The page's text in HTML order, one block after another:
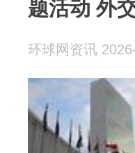
题活动 外
环球网资讯